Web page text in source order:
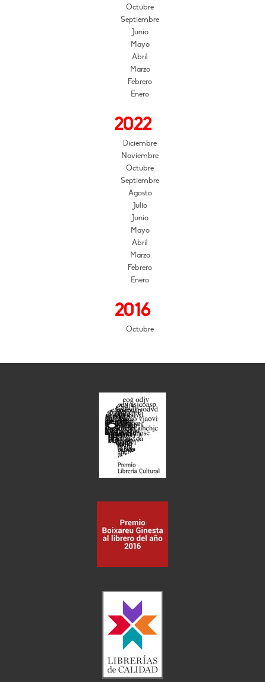
Octubre
Septiembre
Junio
Mayo
Abril
Marzo
Febrero
Enero
2022
Diciembre
Noviembre
Octubre
Septiembre
Agosto
Julio
Junio
Mayo
Abril
Marzo
Febrero
Enero
2016
Octubre